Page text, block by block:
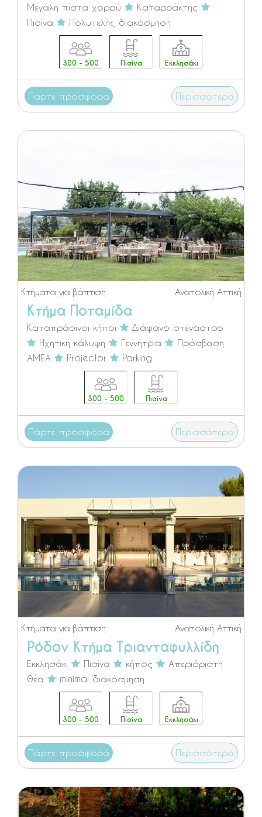
Μεγάλη πίστα χορού
Καταρράκτης
Πισίνα
Πολυτελής διακόσμηση
300 - 500 Πισίνα Εκκλησάκι
Πάρτε προσφορά Περισσότερα
Ανατολική Αττική
Κτήματα για βάπτιση
Κτήμα Ποταμίδα
Καταπράσινοι κήποι
Διάφανο στέγαστρο
Ηχητική κάλυψη
Γεννήτρια
Πρόσβαση
ΑΜΕΑ
Projector Parking
300 - 500 Πισίνα
Πάρτε προσφορά Περισσότερα
Ανατολική Αττική
Κτήματα για βάπτιση
Ρόδον Κτήμα Τριανταφυλλίδη
Εκκλησάκι Πισίνα κήπος
Απεριόριστη
θέα
minimal διακόσμηση
300 - 500 Πισίνα Εκκλησάκι
Πάρτε προσφορά Περισσότερα